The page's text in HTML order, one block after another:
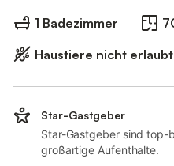
1 Badezimmer
Haustiere nicht erlaubt
Star-Gastgeber
Star-Gastgeber sind top-
großartige Aufenthalte.